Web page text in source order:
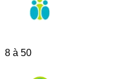
8 à 50